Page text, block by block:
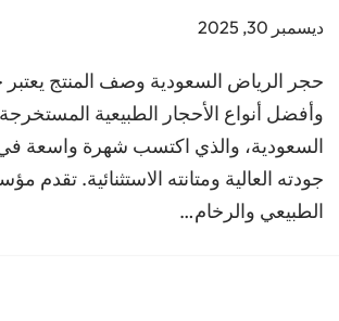
ديسمبر 30, 2025
حجر الرياض السعودية وصف المنتج
وأفضل أنواع الأحجار الطبيعية
السعودية، والذي اكتسب شهرة واسعة في
جودته العالية ومتانته الاستثنائية. تقدم
الطبيعي والرخام…